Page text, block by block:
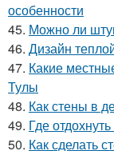
особенности
45. Можно ли
46. Дизайн
47. Какие
Тулы
48. Как стены в
49. Где
50. Как сделать